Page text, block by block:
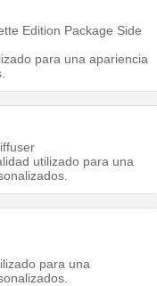
Edition Package Side
para una apariencia
utilizado para una
para una